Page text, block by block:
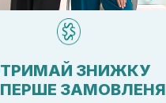
ЗНИЖКУ
ЗАМОВЛЕНЯ